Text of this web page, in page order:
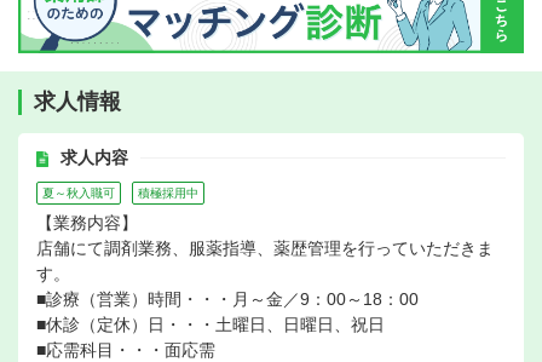
求人情報
求人内容
夏～秋入職可 積極採用中
【業務内容】
店舗にて調剤業務、服薬指導、薬歴管理を行っていただきま
す。
■診療（営業）時間・・・月～金／9：00～18：00
■休診（定休）日・・・土曜日、日曜日、祝日
■応需科目・・・面応需